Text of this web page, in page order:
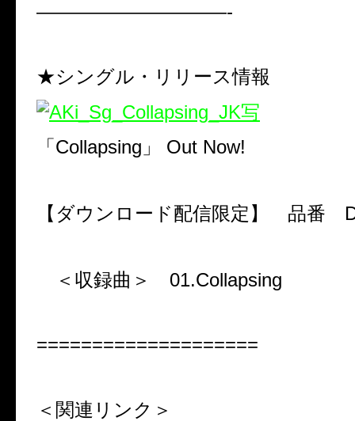
——————————-
★シングル・リリース情報
「 Collapsing 」 Out Now!
【ダウンロード配信限定】 品番
＜収録曲＞ 01.Collapsing
====================
＜関連リンク＞